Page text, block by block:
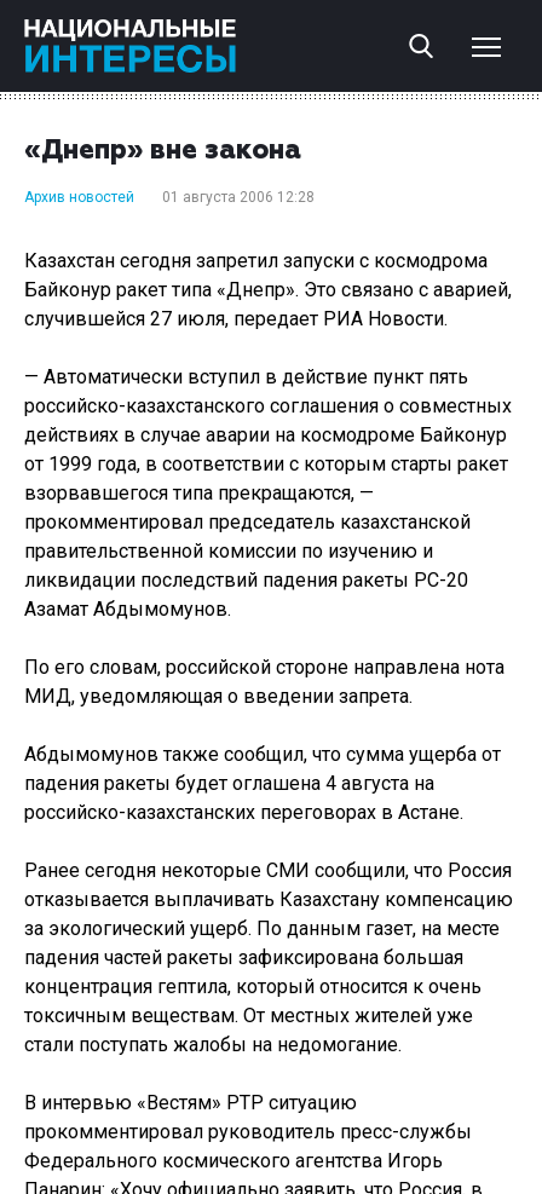
«Днепр» вне закона
Архив новостей 01 августа 2006 12:28
Казахстан сегодня запретил запуски с космодрома
Байконур ракет типа «Днепр». Это связано с аварией,
случившейся 27 июля, передает РИА Новости.
— Автоматически вступил в действие пункт пять
российско-казахстанского соглашения о совместных
действиях в случае аварии на космодроме Байконур
от 1999 года, в соответствии с которым старты ракет
взорвавшегося типа прекращаются, —
прокомментировал председатель казахстанской
правительственной комиссии по изучению и
ликвидации последствий падения ракеты РС-20
Азамат Абдымомунов.
По его словам, российской стороне направлена нота
МИД, уведомляющая о введении запрета.
Абдымомунов также сообщил, что сумма ущерба от
падения ракеты будет оглашена 4 августа на
российско-казахстанских переговорах в Астане.
Ранее сегодня некоторые СМИ сообщили, что Россия
отказывается выплачивать Казахстану компенсацию
за экологический ущерб. По данным газет, на месте
падения частей ракеты зафиксирована большая
концентрация гептила, который относится к очень
токсичным веществам. От местных жителей уже
стали поступать жалобы на недомогание.
В интервью «Вестям» РТР ситуацию
прокомментировал руководитель пресс-службы
Федерального космического агентства Игорь